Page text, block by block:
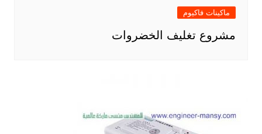
ماكينات فاكيوم
مشروع تغليف الخضروات